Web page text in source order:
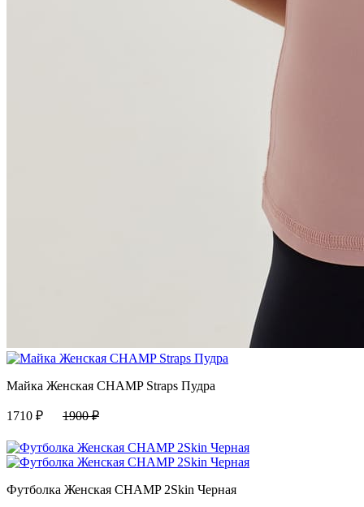
Майка Женская CHAMP Straps Пудра
1710 ₽ 1900₽
Футболка Женская CHAMP 2Skin Черная